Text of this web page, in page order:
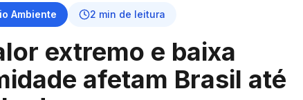
Ambiente 2 min de leitura
extremo e baixa
afetam Brasil até